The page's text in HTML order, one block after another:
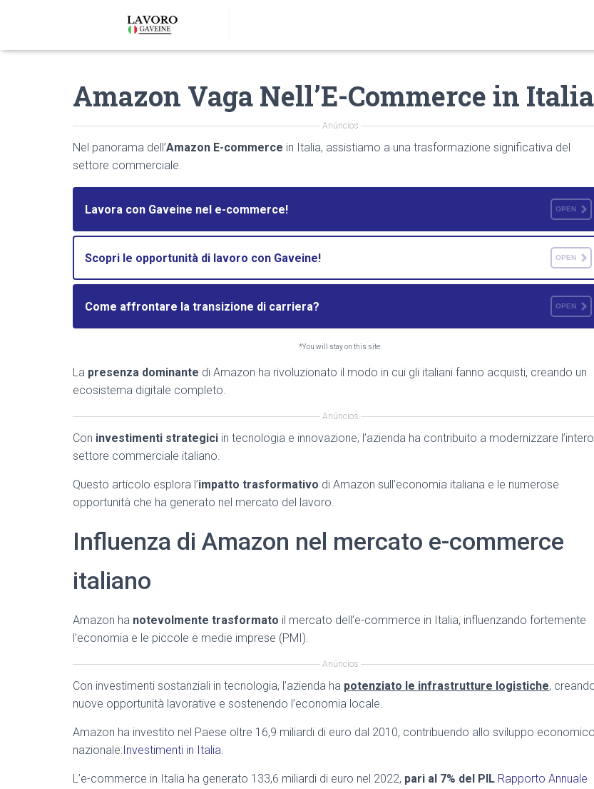
Amazon Vaga Nell’E-Commerce in Italia
Anúncios
Nel panorama dell’Amazon E-commerce in Italia, assistiamo a una trasformazione significativa del
settore commerciale.
Lavora con Gaveine nel e-commerce! OPEN
Scopri le opportunità di lavoro con Gaveine! OPEN
Come affrontare la transizione di carriera? OPEN
*You will stay on this site.
La presenza dominante di Amazon ha rivoluzionato il modo in cui gli italiani fanno acquisti, creando un
ecosistema digitale completo.
Anúncios
Con investimenti strategici in tecnologia e innovazione, l’azienda ha contribuito a modernizzare l’intero
settore commerciale italiano.
Questo articolo esplora l’impatto trasformativo di Amazon sull’economia italiana e le numerose
opportunità che ha generato nel mercato del lavoro.
Influenza di Amazon nel mercato e-commerce
italiano
Amazon ha notevolmente trasformato il mercato dell’e-commerce in Italia, influenzando fortemente
l’economia e le piccole e medie imprese (PMI).
Anúncios
Con investimenti sostanziali in tecnologia, l’azienda ha potenziato le infrastrutture logistiche,
nuove opportunità lavorative e sostenendo l’economia locale.
Amazon ha investito nel Paese oltre 16,9 miliardi di euro dal 2010, contribuendo allo sviluppo economico
nazionale:Investimenti in Italia.
L’e-commerce in Italia ha generato 133,6 miliardi di euro nel 2022, pari al 7% del PIL Rapporto Annuale